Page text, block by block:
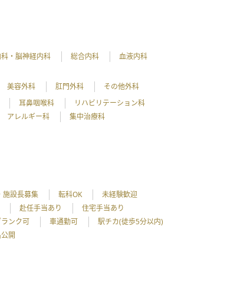
・脳神経内科 総合内科
血液内科
美容外科 肛門外科
その他外科
耳鼻咽喉科
リハビリテーション科
アレルギー科
集中治療科
施設長募集 転科OK
未経験歓迎
赴任手当あり
住宅手当あり
ランク可 車通勤可
駅チカ(徒歩5分以内)
開